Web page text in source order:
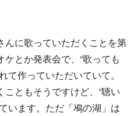
んに歌っていただくことを第
とか発表会で、“歌っても
て作っていただいていて。
ともそうですけど、“聴い
います。ただ「鳰の湖」は